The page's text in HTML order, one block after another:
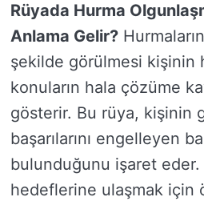
Rüyada Hurma
Anlama Gelir?
şekilde görülmesi kişinin
konuların hala çözüme
gösterir. Bu rüya, kişinin
başarılarını engelleyen
bulunduğunu işaret eder.
hedeflerine ulaşmak için